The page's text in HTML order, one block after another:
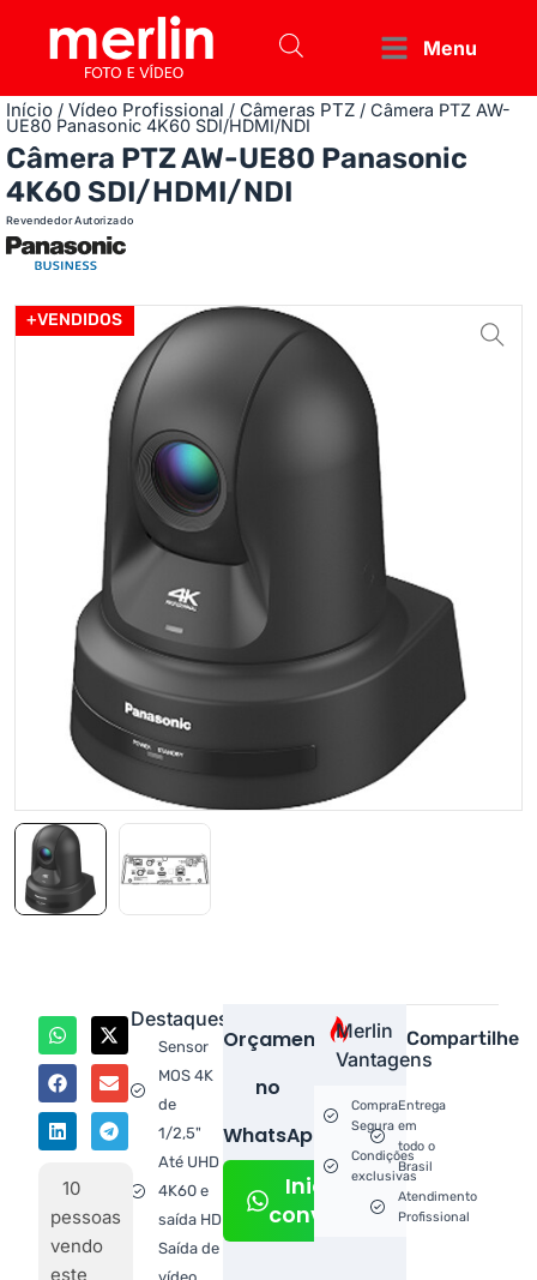
Menu
Início / Vídeo Profissional / Câmeras PTZ / Câmera PTZ AW-
UE80 Panasonic 4K60 SDI/HDMI/NDI
Câmera PTZ AW-UE80 Panasonic
4K60 SDI/HDMI/NDI
Revendedor Autorizado
+VENDIDOS
Destaques
Sensor
MOS 4K
de
1/2,5"
Até UHD
4K60 e
saída HD
Saída de
Orçamento
no
WhatsApp!
Iniciar
conversa
Compartilhe
10
pessoas
vendo
este
Merlin
Vantagens
Compra
Segura
Condições
exclusivas
Entrega
em
todo o
Brasil
Atendimento
Profissional